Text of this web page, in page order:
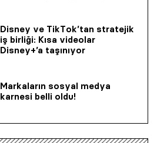
Disney ve TikTok’tan stratejik
iş birliği: Kısa videolar
Disney+’a taşınıyor
Markaların sosyal medya
karnesi belli oldu!